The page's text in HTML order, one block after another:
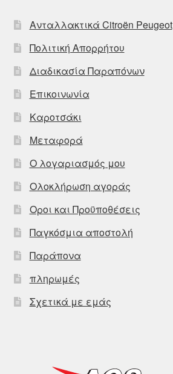
Ανταλλακτικά Citroën Peugeot
Πολιτική Απορρήτου
Διαδικασία Παραπόνων
Επικοινωνία
Καροτσάκι
Μεταφορά
Ο λογαριασμός μου
Ολοκλήρωση αγοράς
Οροι και Προϋποθέσεις
Παγκόσμια αποστολή
Παράπονα
πληρωμές
Σχετικά με εμάς